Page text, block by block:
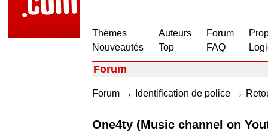
Thèmes
Nouveautés
Auteurs
Top
Forum
FAQ
Forum
Forum → Identification de police →
One4ty (Music channel on